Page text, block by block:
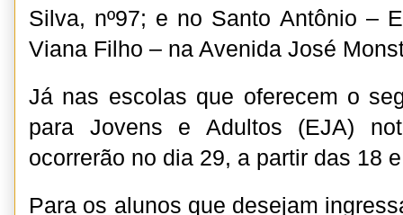
Silva, nº97; e no Santo Antônio –
Viana Filho – na Avenida José
Já nas escolas que oferecem o
para Jovens e Adultos (EJA)
ocorrerão no dia 29, a partir das 18
Para os alunos que desejam